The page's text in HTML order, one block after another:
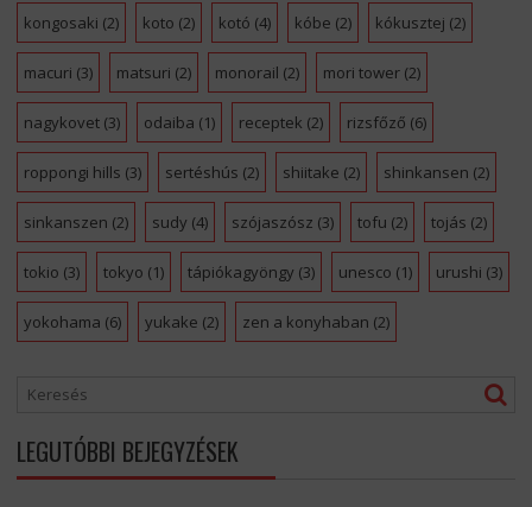
kongosaki (2) koto (2) kotó (4) kóbe (2) kókusztej (2)
macuri (3) matsuri (2) monorail (2) mori tower(2)
nagykovet(3) odaiba (1) receptek (2) rizsfőző (6)
roppongi hills (3) sertéshús (2) shiitake (2) shinkansen (2)
sinkanszen (2) sudy (4) szójaszósz (3) tofu (2) tojás (2)
tokio (3) tokyo (1) tápiókagyöngy (3) unesco (1) urushi (3)
yokohama (6) yukake (2) zen a konyhaban (2)
LEGUTÓBBI BEJEGYZÉSEK